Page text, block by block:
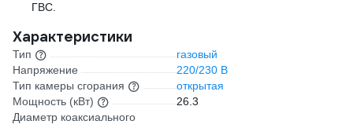
ГВС.
Характеристики
Тип
газовый
Напряжение
220/230 В
Тип камеры сгорания
открытая
Мощность (кВт)
26.3
Диаметр коаксиального